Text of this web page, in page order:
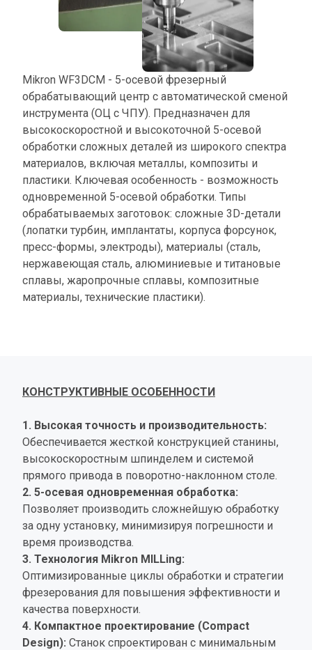
Mikron WF3DCM - 5-осевой фрезерный
обрабатывающий центр с автоматической сменой
инструмента (ОЦ с ЧПУ). Предназначен для
высокоскоростной и высокоточной 5-осевой
обработки сложных деталей из широкого спектра
материалов, включая металлы, композиты и
пластики. Ключевая особенность - возможность
одновременной 5-осевой обработки. Типы
обрабатываемых заготовок: сложные 3D-детали
(лопатки турбин, имплантаты, корпуса форсунок,
пресс-формы, электроды), материалы (сталь,
нержавеющая сталь, алюминиевые и титановые
сплавы, жаропрочные сплавы, композитные
материалы, технические пластики).
КОНСТРУКТИВНЫЕ ОСОБЕННОСТИ
1. Высокая точность и производительность:
Обеспечивается жесткой конструкцией станины,
высокоскоростным шпинделем и системой
прямого привода в поворотно-наклонном столе.
2. 5-осевая одновременная обработка:
Позволяет производить сложнейшую обработку
за одну установку, минимизируя погрешности и
время производства.
3. Технология Mikron MILLing:
Оптимизированные циклы обработки и стратегии
фрезерования для повышения эффективности и
качества поверхности.
4. Компактное проектирование (Compact
Design): Станок спроектирован с минимальным